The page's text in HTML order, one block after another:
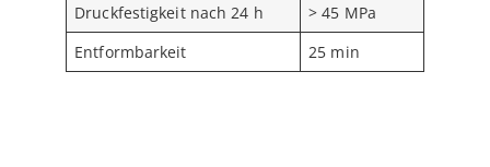
Druckfestigkeit nach 24 h
> 45 MPa
Entformbarkeit
25 min